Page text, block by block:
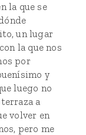
la que se
un lugar
la que nos
por
y
luego no
a
volver en
pero me